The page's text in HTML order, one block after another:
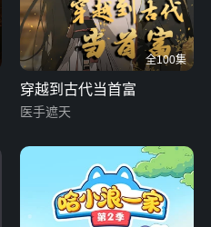
全100集
穿越到古代当首富
医手遮天